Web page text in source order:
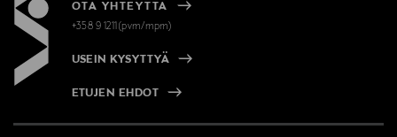
OTA YHTEYTTÄ
+358 9 1211(pvm/mpm)
USEIN KYSYTTYÄ
ETUJEN EHDOT